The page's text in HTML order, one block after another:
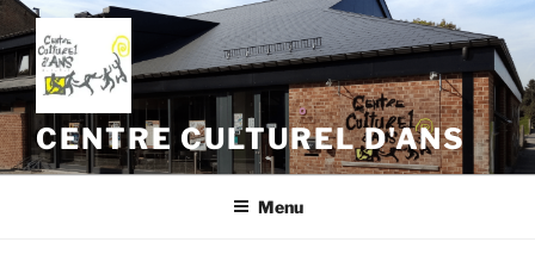
Aller
au
contenu
principal
CENTRE CULTUREL D'ANS
Menu